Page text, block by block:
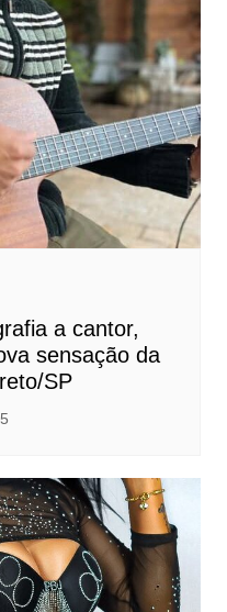
a cantor,
sensação da
SP